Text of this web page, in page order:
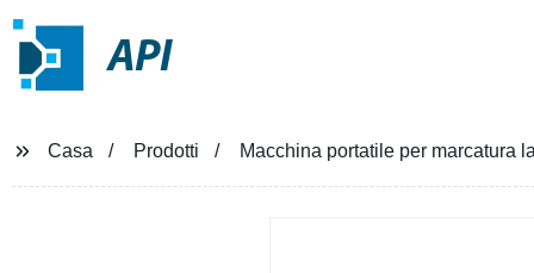
API
Casa Prodotti Macchina portatile per marcatura